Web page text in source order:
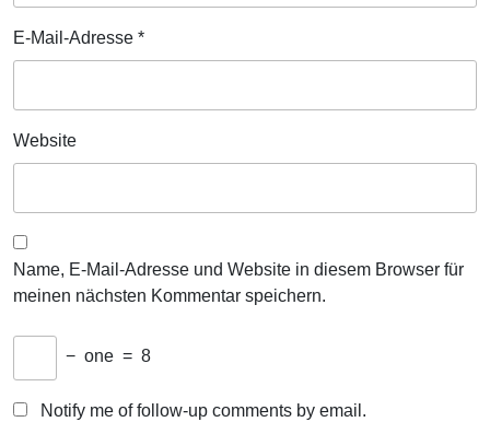
E-Mail-Adresse *
Website
Name, E-Mail-Adresse und Website in diesem Browser für
meinen nächsten Kommentar speichern.
− one = 8
Notify me of follow-up comments by email.